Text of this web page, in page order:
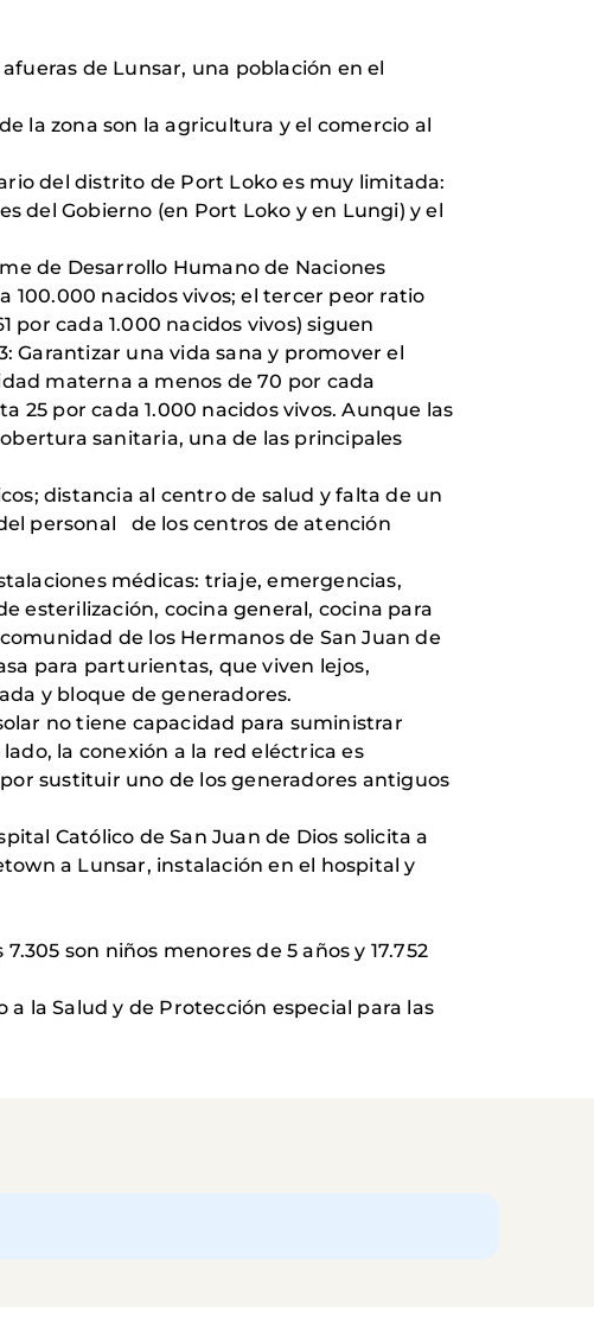
de Lunsar, una población en el
la zona son la agricultura y el comercio al
del distrito de Port Loko es muy limitada:
del Gobierno (en Port Loko y en Lungi) y el
de Desarrollo Humano de Naciones
100.000 nacidos vivos; el tercer peor ratio
por cada 1.000 nacidos vivos) siguen
Garantizar una vida sana y promover el
materna a menos de 70 por cada
25 por cada 1.000 nacidos vivos. Aunque las
sanitaria, una de las principales
distancia al centro de salud y falta de un
personal de los centros de atención
médicas: triaje, emergencias,
esterilización, cocina general, cocina para
de los Hermanos de San Juan de
para parturientas, que viven lejos,
y bloque de generadores.
no tiene capacidad para suministrar
la conexión a la red eléctrica es
sustituir uno de los generadores antiguos
Católico de San Juan de Dios solicita a
a Lunsar, instalación en el hospital y
son niños menores de 5 años y 17.752
a la Salud y de Protección especial para las